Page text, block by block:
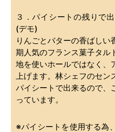
３．パイシートの残りで
(デモ)
りんごとバターの香ばし
期人気のフランス菓子タル
地を使いホールではなく、
上げます。林シェフのセ
パイシートで出来るので、
っています。
※パイシートを使用する為